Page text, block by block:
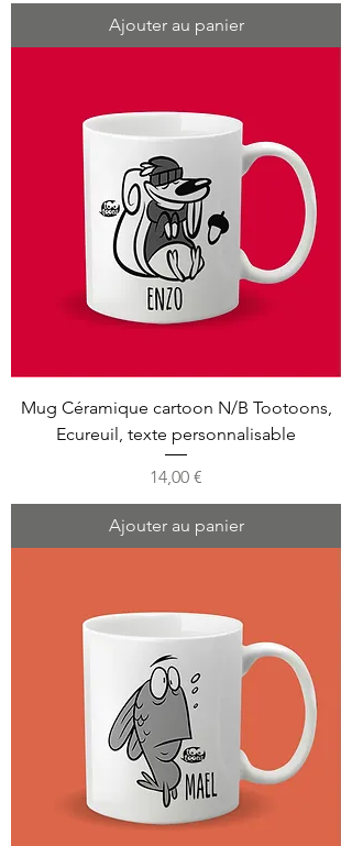
Ajouter au panier
Mug Céramique cartoon N/B Tootoons,
Ecureuil, texte personnalisable
Prix
14,00 €
Ajouter au panier